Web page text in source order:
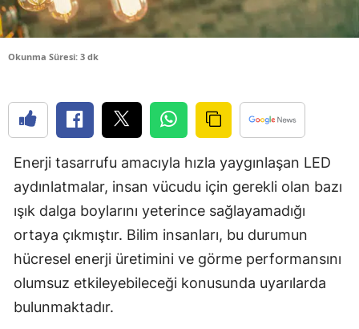
Bursa
Çanakkale
Çorum
Denizli
Diyarbakır
Edirne
Elazığ
Okunma Süresi: 3 dk
Enerji tasarrufu amacıyla hızla yaygınlaşan LED
aydınlatmalar, insan vücudu için gerekli olan bazı
ışık dalga boylarını yeterince sağlayamadığı
ortaya çıkmıştır. Bilim insanları, bu durumun
hücresel enerji üretimini ve görme performansını
olumsuz etkileyebileceği konusunda uyarılarda
bulunmaktadır.